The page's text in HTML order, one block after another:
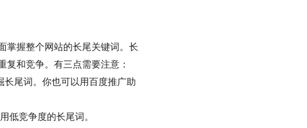
掌握整个网站的长尾关键词。长
复和竞争。有三点需要注意：
尾词。你也可以用百度推广助
低竞争度的长尾词。